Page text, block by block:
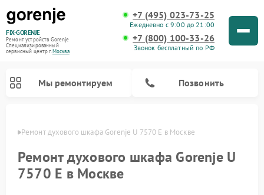
FIX-GORENJE
Ремонт устройств Gorenje
Специализированный
cервисный центр г.Москва
+7 (495) 023-73-25
Ежедневно с 9:00 до 21:00
+7 (800) 100-33-26
Звонок бесплатный по РФ
Мы ремонтируем Позвонить
Ремонт духового шкафа Gorenje U 7570 E в Москве
Ремонт духового шкафа Gorenje U
7570 E в Москве